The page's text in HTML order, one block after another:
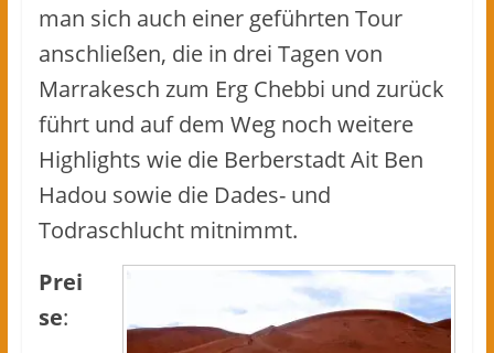
man sich auch einer geführten Tour
anschließen, die in drei Tagen von
Marrakesch zum Erg Chebbi und zurück
führt und auf dem Weg noch weitere
Highlights wie die Berberstadt Ait Ben
Hadou sowie die Dades- und
Todraschlucht mitnimmt.
Prei
se: